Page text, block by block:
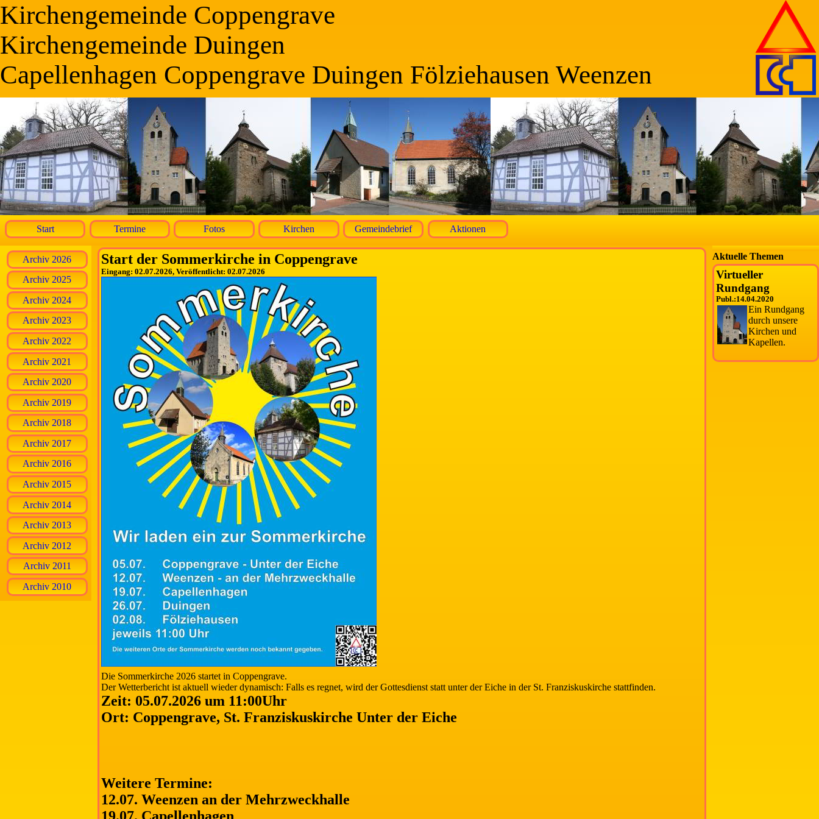
Kirchengemeinde Coppengrave
Kirchengemeinde Duingen
Capellenhagen Coppengrave Duingen Fölziehausen Weenzen
Start Termine Fotos Kirchen Gemeindebrief Aktionen
Archiv 2026
Archiv 2025
Archiv 2024
Archiv 2023
Archiv 2022
Archiv 2021
Archiv 2020
Archiv 2019
Archiv 2018
Archiv 2017
Archiv 2016
Archiv 2015
Archiv 2014
Archiv 2013
Archiv 2012
Archiv 2011
Archiv 2010
Aktuelle Themen
Virtueller
Rundgang
Publ.:14.04.2020
Ein Rundgang
durch unsere
Kirchen und
Kapellen.
Start der Sommerkirche in Coppengrave
Eingang: 02.07.2026, Veröffentlicht: 02.07.2026
Die Sommerkirche 2026 startet in Coppengrave.
Der Wetterbericht ist aktuell wieder dynamisch: Falls es regnet, wird der Gottesdienst statt unter der Eiche in der St. Franziskuskirche stattfinden.
Zeit: 05.07.2026 um 11:00Uhr
Ort: Coppengrave, St. Franziskuskirche Unter der Eiche
Weitere Termine:
12.07. Weenzen an der Mehrzweckhalle